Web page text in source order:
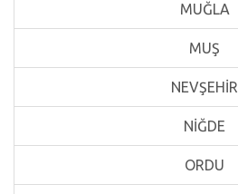
MUĞLA
MUŞ
NEVŞEHİR
NİĞDE
ORDU